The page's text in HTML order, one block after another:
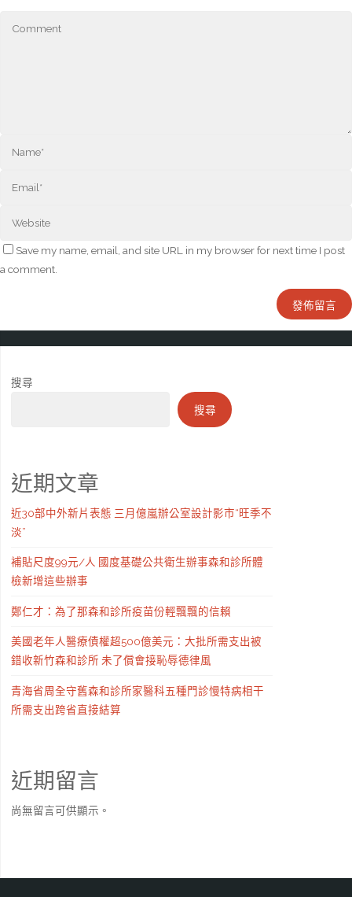
Save my name, email, and site URL in my browser for next time I post
a comment.
搜尋
搜尋
近期文章
近30部中外新片表態 三月億嵐辦公室設計影市“旺季不
淡”
補貼尺度99元/人 國度基礎公共衛生辦事森和診所體
檢新增這些辦事
鄭仁才：為了那森和診所疫苗份輕飄飄的信賴
美國老年人醫療債權超500億美元：大批所需支出被
錯收新竹森和診所 未了償會接恥辱德律風
青海省周全守舊森和診所家醫科五種門診慢特病相干
所需支出跨省直接結算
近期留言
尚無留言可供顯示。